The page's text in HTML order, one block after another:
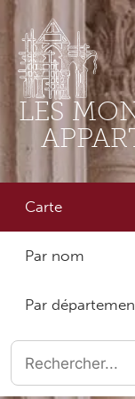
LES
Carte
Par nom
Par
Quand les résultats